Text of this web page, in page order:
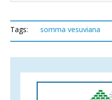
Tags: somma vesuviana